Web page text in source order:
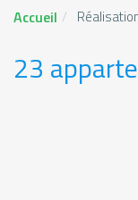
Accueil
23